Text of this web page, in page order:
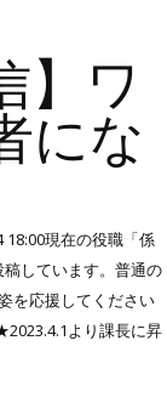
】ワ
にな
18:00現在の役職「係
しています。普通の
を応援してください
より課長に昇